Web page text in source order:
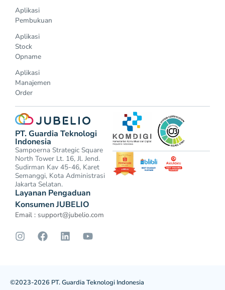
Aplikasi
Pembukuan
Aplikasi
Stock
Opname
Aplikasi
Manajemen
Order
PT. Guardia Teknologi
Indonesia
Sampoerna Strategic Square
North Tower Lt. 16, Jl. Jend.
Sudirman Kav 45-46, Karet
Semanggi, Kota Administrasi
Jakarta Selatan.
Layanan Pengaduan
Konsumen JUBELIO
Email : support@jubelio.com
©2023-2026 PT. Guardia Teknologi Indonesia